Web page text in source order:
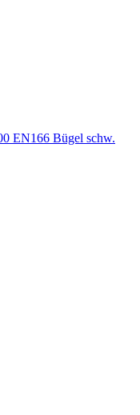
EN166 Bügel schw.